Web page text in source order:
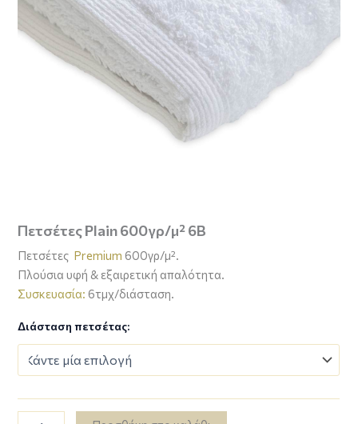
Πετσέτες Plain 600γρ/μ² 6B
Πετσέτες Premium 600γρ/μ².
Πλούσια υφή & εξαιρετική απαλότητα.
Συσκευασία: 6τμχ/διάσταση.
Διάσταση πετσέτας: